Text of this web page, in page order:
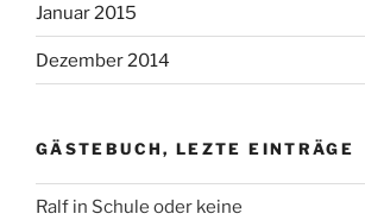
Januar 2015
Dezember 2014
GÄSTEBUCH, LEZTE EINTRÄGE
Ralf in Schule oder keine